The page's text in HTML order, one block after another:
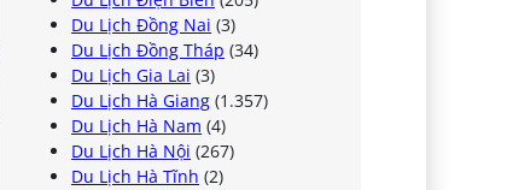
Du Lịch Đồng Nai (3)
Du Lịch Đồng Tháp (34)
Du Lịch Gia Lai (3)
Du Lịch Hà Giang (1.357)
Du Lịch Hà Nam (4)
Du Lịch Hà Nội (267)
Du Lịch Hà Tĩnh (2)